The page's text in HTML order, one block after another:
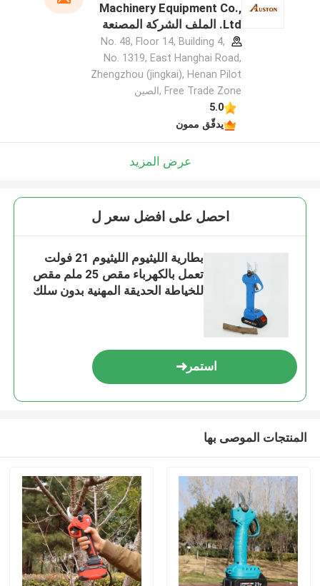
Machinery Equipment Co.,
Ltd. الملف الشركة المصنعة
No. 48, Floor 14, Building 4,
No. 1319, East Hanghai Road,
Zhengzhou (jingkai), Henan Pilot
Free Trade Zone ,الصين
5.0
يدقّق ممون
عرض المزيد
احصل على افضل سعر ل
بطارية الليثيوم الليثيوم 21 فولت
تعمل بالكهرباء مقص 25 ملم مقص
للخياطة الحديقة المهنية بدون سلك
استمر
المنتجات الموصى بها